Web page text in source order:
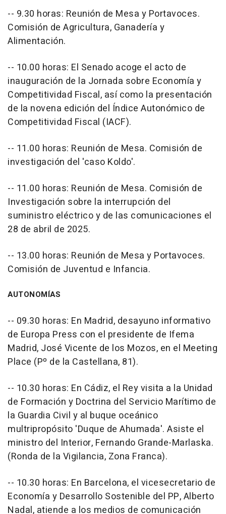
-- 9.30 horas: Reunión de Mesa y Portavoces.
Comisión de Agricultura, Ganadería y
Alimentación.
-- 10.00 horas: El Senado acoge el acto de
inauguración de la Jornada sobre Economía y
Competitividad Fiscal, así como la presentación
de la novena edición del Índice Autonómico de
Competitividad Fiscal (IACF).
-- 11.00 horas: Reunión de Mesa. Comisión de
investigación del 'caso Koldo'.
-- 11.00 horas: Reunión de Mesa. Comisión de
Investigación sobre la interrupción del
suministro eléctrico y de las comunicaciones el
28 de abril de 2025.
-- 13.00 horas: Reunión de Mesa y Portavoces.
Comisión de Juventud e Infancia.
AUTONOMÍAS
-- 09.30 horas: En Madrid, desayuno informativo
de Europa Press con el presidente de Ifema
Madrid, José Vicente de los Mozos, en el Meeting
Place (Pº de la Castellana, 81).
-- 10.30 horas: En Cádiz, el Rey visita a la Unidad
de Formación y Doctrina del Servicio Marítimo de
la Guardia Civil y al buque oceánico
multripropósito 'Duque de Ahumada'. Asiste el
ministro del Interior, Fernando Grande-Marlaska.
(Ronda de la Vigilancia, Zona Franca).
-- 10.30 horas: En Barcelona, el vicesecretario de
Economía y Desarrollo Sostenible del PP, Alberto
Nadal, atiende a los medios de comunicación